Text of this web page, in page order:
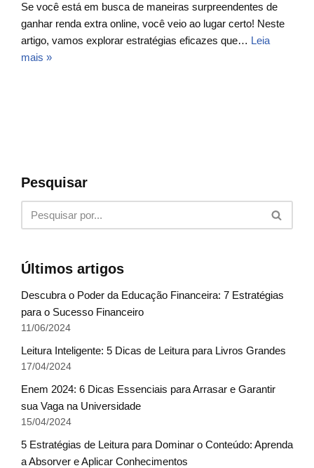
Se você está em busca de maneiras surpreendentes de
ganhar renda extra online, você veio ao lugar certo! Neste
artigo, vamos explorar estratégias eficazes que… Leia
mais »
Pesquisar
Últimos artigos
Descubra o Poder da Educação Financeira: 7 Estratégias
para o Sucesso Financeiro
11/06/2024
Leitura Inteligente: 5 Dicas de Leitura para Livros Grandes
17/04/2024
Enem 2024: 6 Dicas Essenciais para Arrasar e Garantir
sua Vaga na Universidade
15/04/2024
5 Estratégias de Leitura para Dominar o Conteúdo: Aprenda
a Absorver e Aplicar Conhecimentos